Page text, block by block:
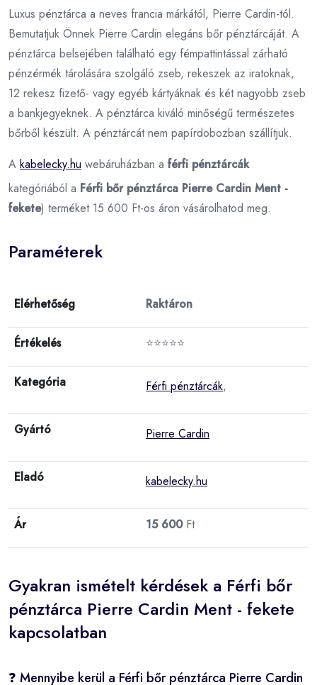
Luxus pénztárca a neves francia márkától, Pierre Cardin-tól.
Bemutatjuk Önnek Pierre Cardin elegáns bőr pénztárcáját. A
pénztárca belsejében található egy fémpattintással zárható
pénzérmék tárolására szolgáló zseb, rekeszek az iratoknak,
12 rekesz fizető- vagy egyéb kártyáknak és két nagyobb zseb
a bankjegyeknek. A pénztárca kiváló minőségű természetes
bőrből készült. A pénztárcát nem papírdobozban szállítjuk.
A kabelecky.hu webáruházban a férfi pénztárcák
kategóriából a Férfi bőr pénztárca Pierre Cardin Ment -
fekete) terméket 15 600 Ft-os áron vásárolhatod meg.
Paraméterek
Elérhetőség Raktáron
Értékelés ⭐⭐⭐⭐⭐
Kategória Férfi pénztárcák,
Gyártó Pierre Cardin
Eladó kabelecky.hu
Ár 15 600Ft
Gyakran ismételt kérdések a Férfi bőr
pénztárca Pierre Cardin Ment - fekete
kapcsolatban
❓ Mennyibe kerül a Férfi bőr pénztárca Pierre Cardin